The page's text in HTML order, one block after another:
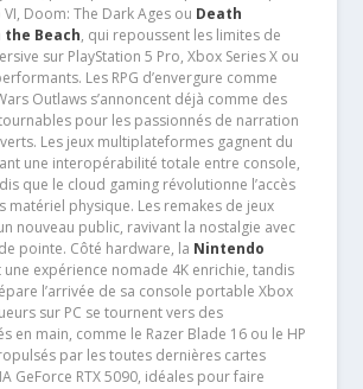
Doom: The Dark Ages ou Death
the Beach, qui repoussent les limites de
sur PlayStation 5 Pro, Xbox Series X ou
Les RPG d’envergure comme
Outlaws s’annoncent déjà comme des
pour les passionnés de narration
Les jeux multiplateformes gagnent du
une interopérabilité totale entre console,
que le cloud gaming révolutionne l’accès
matériel physique. Les remakes de jeux
nouveau public, ravivant la nostalgie avec
pointe. Côté hardware, la Nintendo
expérience nomade 4K enrichie, tandis
l’arrivée de sa console portable Xbox
sur PC se tournent vers des
en main, comme le Razer Blade 16 ou le HP
par les toutes dernières cartes
GeForce RTX 5090, idéales pour faire